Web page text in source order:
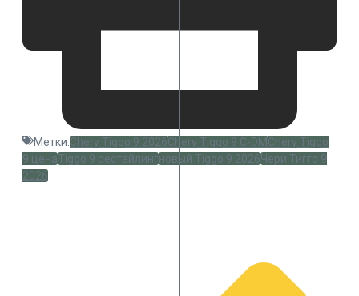
Метки:Chery Tiggo 9 2026Chery Tiggo 9 C-DMChery Tiggo
9 ценаTiggo 9 рестайлингновый Tiggo 9 2026Чери Тигго 9
2026